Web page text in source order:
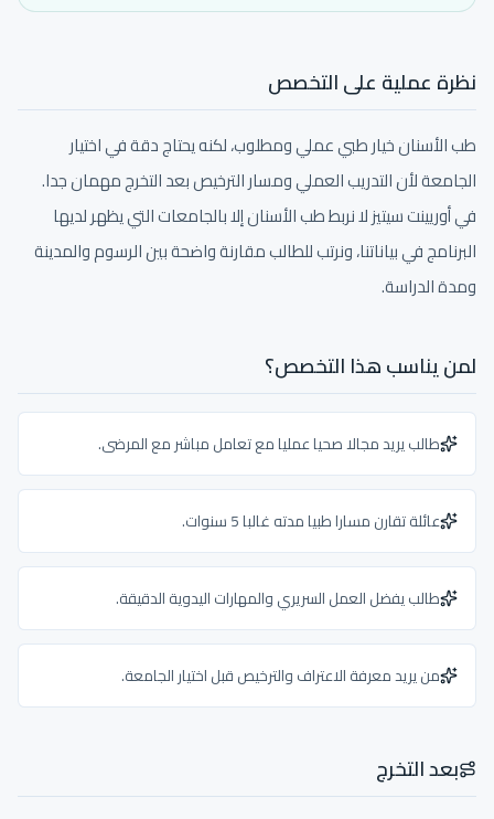
نظرة عملية على التخصص
طب الأسنان خيار طبي عملي ومطلوب، لكنه يحتاج دقة في اختيار
الجامعة لأن التدريب العملي ومسار الترخيص بعد التخرج مهمان جدا.
في أوريينت سيتيز لا نربط طب الأسنان إلا بالجامعات التي يظهر لديها
البرنامج في بياناتنا، ونرتب للطالب مقارنة واضحة بين الرسوم والمدينة
ومدة الدراسة.
لمن يناسب هذا التخصص؟
طالب يريد مجالا صحيا عمليا مع تعامل مباشر مع المرضى.
عائلة تقارن مسارا طبيا مدته غالبا 5 سنوات.
طالب يفضل العمل السريري والمهارات اليدوية الدقيقة.
من يريد معرفة الاعتراف والترخيص قبل اختيار الجامعة.
بعد التخرج